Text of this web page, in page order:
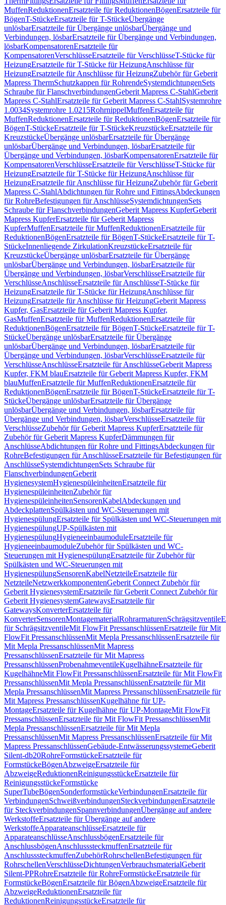
MuffenReduktionenErsatzteile für ReduktionenBögenErsatzteile für
BögenT-StückeErsatzteile für T-StückeÜbergänge
unlösbarErsatzteile für Übergänge unlösbarÜbergänge und
Verbindungen, lösbarErsatzteile für Übergänge und Verbindungen,
lösbarKompensatorenErsatzteile für
KompensatorenVerschlüsseErsatzteile für VerschlüsseT-Stücke für
HeizungErsatzteile für T-Stücke für HeizungAnschlüsse für
HeizungErsatzteile für Anschlüsse für HeizungZubehör für Geberit
Mapress ThermSchutzkappen für RohrendeSystemdichtungenSets
Schraube für FlanschverbindungenGeberit Mapress C-StahlGeberit
Mapress C-StahlErsatzteile für Geberit Mapress C-StahlSystemrohre
1.0034Systemrohre 1.0215RohrnippelMuffenErsatzteile für
MuffenReduktionenErsatzteile für ReduktionenBögenErsatzteile für
BögenT-StückeErsatzteile für T-StückeKreuzstückeErsatzteile für
KreuzstückeÜbergänge unlösbarErsatzteile für Übergänge
unlösbarÜbergänge und Verbindungen, lösbarErsatzteile für
Übergänge und Verbindungen, lösbarKompensatorenErsatzteile für
KompensatorenVerschlüsseErsatzteile für VerschlüsseT-Stücke für
HeizungErsatzteile für T-Stücke für HeizungAnschlüsse für
HeizungErsatzteile für Anschlüsse für HeizungZubehör für Geberit
Mapress C-StahlAbdichtungen für Rohre und FittingsAbdeckungen
für RohreBefestigungen für AnschlüsseSystemdichtungenSets
Schraube für FlanschverbindungenGeberit Mapress KupferGeberit
Mapress KupferErsatzteile für Geberit Mapress
KupferMuffenErsatzteile für MuffenReduktionenErsatzteile für
ReduktionenBögenErsatzteile für BögenT-StückeErsatzteile für T-
StückeInnenliegende ZirkulationKreuzstückeErsatzteile für
KreuzstückeÜbergänge unlösbarErsatzteile für Übergänge
unlösbarÜbergänge und Verbindungen, lösbarErsatzteile für
Übergänge und Verbindungen, lösbarVerschlüsseErsatzteile für
VerschlüsseAnschlüsseErsatzteile für AnschlüsseT-Stücke für
HeizungErsatzteile für T-Stücke für HeizungAnschlüsse für
HeizungErsatzteile für Anschlüsse für HeizungGeberit Mapress
Kupfer, GasErsatzteile für Geberit Mapress Kupfer,
GasMuffenErsatzteile für MuffenReduktionenErsatzteile für
ReduktionenBögenErsatzteile für BögenT-StückeErsatzteile für T-
StückeÜbergänge unlösbarErsatzteile für Übergänge
unlösbarÜbergänge und Verbindungen, lösbarErsatzteile für
Übergänge und Verbindungen, lösbarVerschlüsseErsatzteile für
VerschlüsseAnschlüsseErsatzteile für AnschlüsseGeberit Mapress
Kupfer, FKM blauErsatzteile für Geberit Mapress Kupfer, FKM
blauMuffenErsatzteile für MuffenReduktionenErsatzteile für
ReduktionenBögenErsatzteile für BögenT-StückeErsatzteile für T-
StückeÜbergänge unlösbarErsatzteile für Übergänge
unlösbarÜbergänge und Verbindungen, lösbarErsatzteile für
Übergänge und Verbindungen, lösbarVerschlüsseErsatzteile für
VerschlüsseZubehör für Geberit Mapress KupferErsatzteile für
Zubehör für Geberit Mapress KupferDämmungen für
AnschlüsseAbdichtungen für Rohre und FittingsAbdeckungen für
RohreBefestigungen für AnschlüsseErsatzteile für Befestigungen für
AnschlüsseSystemdichtungenSets Schraube für
FlanschverbindungenGeberit
HygienesystemHygienespüleinheitenErsatzteile für
HygienespüleinheitenZubehör für
HygienespüleinheitenSensorenKabelAbdeckungen und
AbdeckplattenSpülkästen und WC-Steuerungen mit
HygienespülungErsatzteile für Spülkästen und WC-Steuerungen mit
HygienespülungUP-Spülkästen mit
HygienespülungHygieneeinbaumoduleErsatzteile für
HygieneeinbaumoduleZubehör für Spülkästen und WC-
Steuerungen mit HygienespülungErsatzteile für Zubehör für
Spülkästen und WC-Steuerungen mit
HygienespülungSensorenKabelNetzteileErsatzteile für
NetzteileNetzwerkkomponentenGeberit Connect Zubehör für
Geberit HygienesystemErsatzteile für Geberit Connect Zubehör für
Geberit HygienesystemGatewaysErsatzteile für
GatewaysKonverterErsatzteile für
KonverterSensorenMontagematerialRohrarmaturenSchrägsitzventile
für SchrägsitzventileMit FlowFit PressanschlüssenErsatzteile für Mit
FlowFit PressanschlüssenMit Mepla PressanschlüssenErsatzteile für
Mit Mepla PressanschlüssenMit Mapress
PressanschlüssenErsatzteile für Mit Mapress
PressanschlüssenProbenahmeventileKugelhähneErsatzteile für
KugelhähneMit FlowFit PressanschlüssenErsatzteile für Mit FlowFit
PressanschlüssenMit Mepla PressanschlüssenErsatzteile für Mit
Mepla PressanschlüssenMit Mapress PressanschlüssenErsatzteile für
Mit Mapress PressanschlüssenKugelhähne für UP-
MontageErsatzteile für Kugelhähne für UP-MontageMit FlowFit
PressanschlüssenErsatzteile für Mit FlowFit PressanschlüssenMit
Mepla PressanschlüssenErsatzteile für Mit Mepla
PressanschlüssenMit Mapress PressanschlüssenErsatzteile für Mit
Mapress PressanschlüssenGebäude-EntwässerungssystemeGeberit
Silent-db20RohreFormstückeErsatzteile für
FormstückeBögenAbzweigeErsatzteile für
AbzweigeReduktionenReinigungsstückeErsatzteile für
ReinigungsstückeFormstücke
SuperTubeBögenSonderformstückeVerbindungenErsatzteile für
VerbindungenSchweißverbindungenSteckverbindungenErsatzteile
für SteckverbindungenSpannverbindungenÜbergänge auf andere
WerkstoffeErsatzteile für Übergänge auf andere
WerkstoffeApparateanschlüsseErsatzteile für
ApparateanschlüsseAnschlussbögenErsatzteile für
AnschlussbögenAnschlusssteckmuffenErsatzteile für
AnschlusssteckmuffenZubehörRohrschellenBefestigungen für
RohrschellenVerschlüsseDichtungenVerbrauchsmaterialGeberit
Silent-PPRohreErsatzteile für RohreFormstückeErsatzteile für
FormstückeBögenErsatzteile für BögenAbzweigeErsatzteile für
AbzweigeReduktionenErsatzteile für
ReduktionenReinigungsstückeErsatzteile für